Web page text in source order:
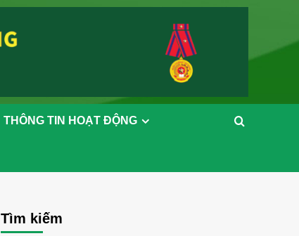
THÔNG TIN HOẠT ĐỘNG
Tìm kiếm